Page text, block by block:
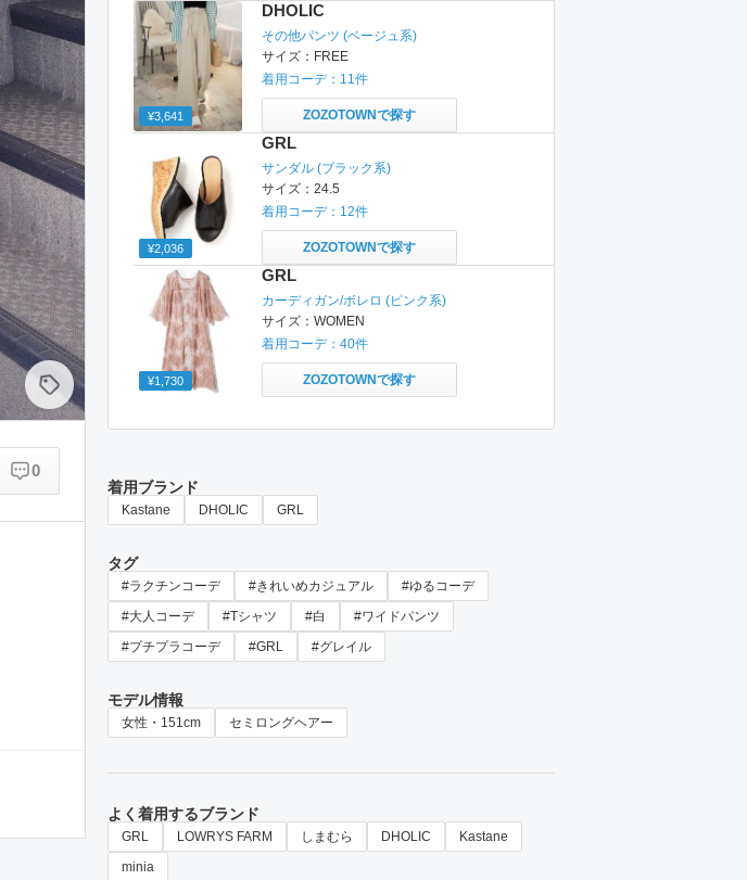
0
¥3,641
DHOLIC
その他パンツ (ベージュ系)
サイズ： FREE
着用コーデ： 11件
ZOZOTOWNで探す
¥2,036
GRL
サンダル (ブラック系)
サイズ： 24.5
着用コーデ： 12件
ZOZOTOWNで探す
¥1,730
GRL
カーディガン/ボレロ (ピンク系)
サイズ： WOMEN
着用コーデ： 40件
ZOZOTOWNで探す
着用ブランド
Kastane DHOLIC GRL
タグ
#ラクチンコーデ #きれいめカジュアル
#ゆるコーデ
#大人コーデ
#Tシャツ #白
#ワイドパンツ
#プチプラコーデ
#GRL #グレイル
モデル情報
女性・151cm セミロングヘアー
よく着用するブランド
GRL LOWRYS FARM しまむら DHOLIC
Kastane
minia